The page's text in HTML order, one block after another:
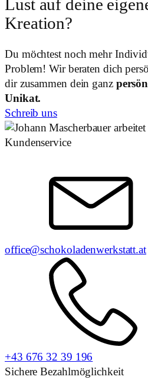
Lust auf deine
Kreation?
Du möchtest noch mehr
Problem! Wir beraten dich
dir zusammen dein ganz
Unikat.
Schreib uns
Kundenservice
office@schokoladenwerkstatt.at
+43 676 32 39 196
Sichere Bezahlmöglichkeit